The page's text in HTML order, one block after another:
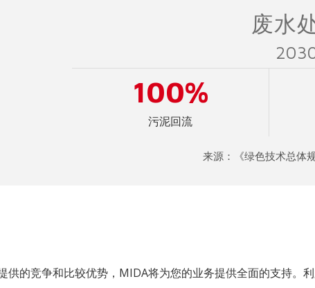
废水
100%
污泥回流
来源：《绿色技术总体
供的竞争和比较优势，MIDA将为您的业务提供全面的支持。